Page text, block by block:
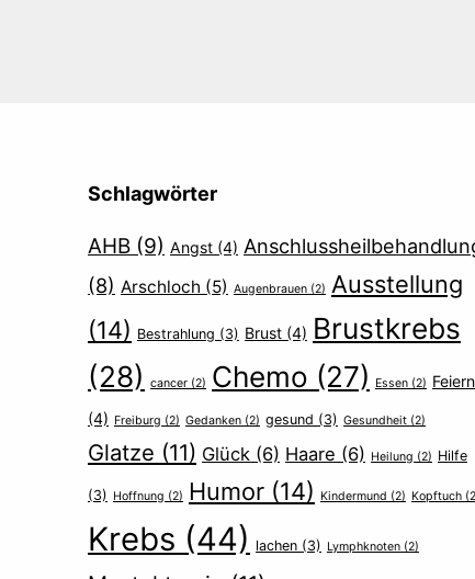
Schlagwörter
AHB (9) Angst (4)
(8) Arschloch (5) Augenbrauen (2) Ausstellung
(14) Bestrahlung (3) Brust (4) Brustkrebs
(28)
cancer (2) Chemo (27) Essen (2) Feiern
(4) Freiburg (2) Gedanken (2) gesund (3) Gesundheit (2)
Glatze (11) Glück (6) Haare (6) Heilung (2) Hilfe
(3) Hoffnung (2) Humor (14) Kindermund (2) Kopftuch
Krebs (44) lachen (3) Lymphknoten (2)